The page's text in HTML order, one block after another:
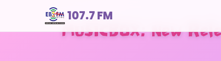
107.7 FM
MUSICBOX: New